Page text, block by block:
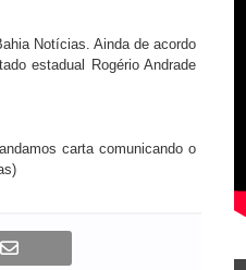
Notícias. Ainda de acordo
estadual Rogério Andrade
carta comunicando o